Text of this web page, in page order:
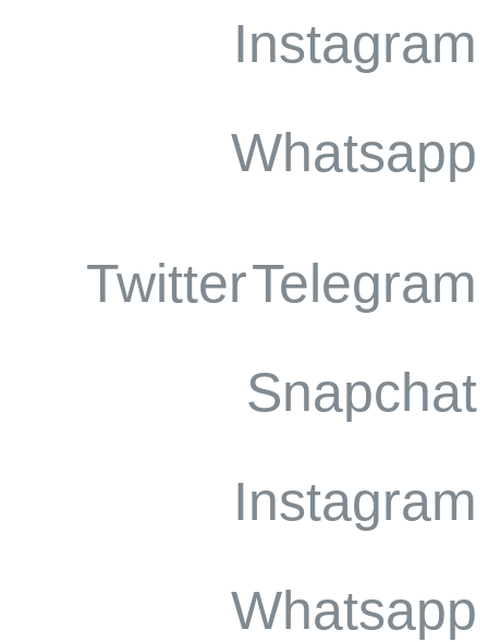
Instagram
Whatsapp
Telegram
Twitter
Snapchat
Instagram
Whatsapp